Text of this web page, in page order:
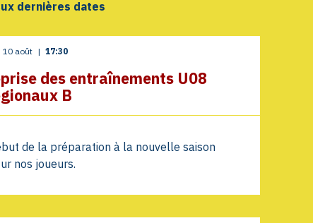
dernières dates
10 août | 17:30
des entraînements U08
B
de la préparation à la nouvelle saison
nos joueurs.